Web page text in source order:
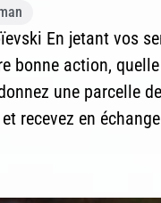
En jetant vos
bonne action,
une parcelle
recevez en